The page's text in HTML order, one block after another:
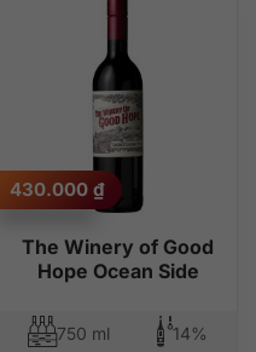
The Winery of Good
Hope Ocean Side
430.000 ₫
750 ml 14%